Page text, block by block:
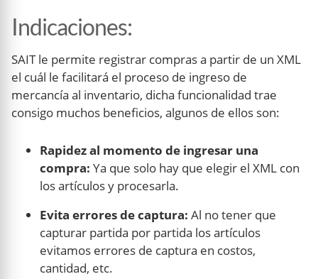
Indicaciones:
SAIT le permite registrar compras a partir de un XML
el cuál le facilitará el proceso de ingreso de
mercancía al inventario, dicha funcionalidad trae
consigo muchos beneficios, algunos de ellos son:
Rapidez al momento de ingresar una
compra: Ya que solo hay que elegir el XML con
los artículos y procesarla.
Evita errores de captura: Al no tener que
capturar partida por partida los artículos
evitamos errores de captura en costos,
cantidad, etc.